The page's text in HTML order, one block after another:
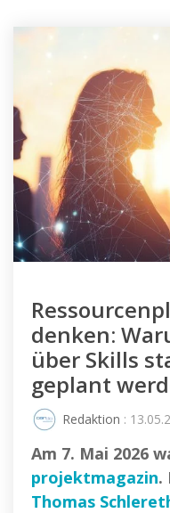
denken:
über Skills
geplant
Redaktion :
Am 7. Mai 2026
projektmagazin.
Thomas